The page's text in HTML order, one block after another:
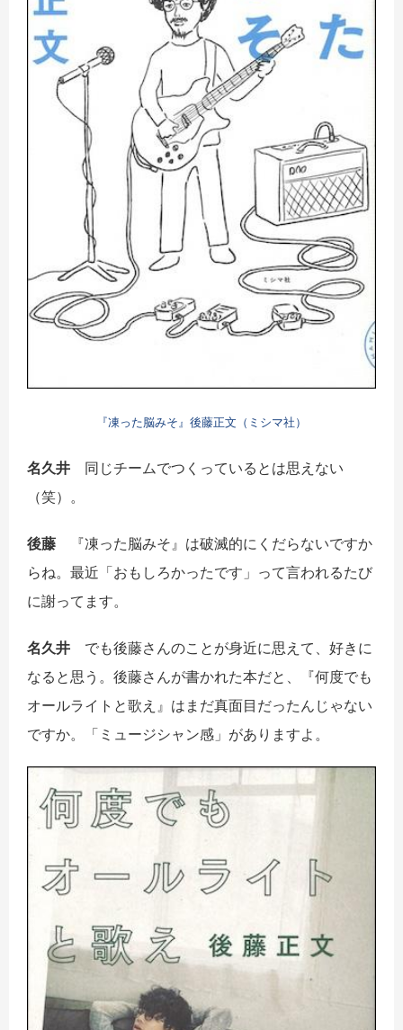
『凍った脳みそ』後藤正文（ミシマ社）
名久井 同じチームでつくっているとは思えない
（笑）。
後藤 『凍った脳みそ』は破滅的にくだらないですか
らね。最近「おもしろかったです」って言われるたび
に謝ってます。
名久井 でも後藤さんのことが身近に思えて、好きに
なると思う。後藤さんが書かれた本だと、『何度でも
オールライトと歌え』はまだ真面目だったんじゃない
ですか。「ミュージシャン感」がありますよ。